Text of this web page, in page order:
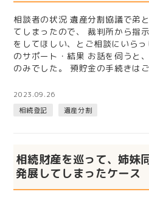
相談者の状況 遺産分割協議で弟
てしまったので、 裁判所から指
をしてほしい、とご相談にいら
のサポート・結果 お話を伺うと
のみでした。 預貯金の手続きは
2023.09.26
相続登記
遺産分割
相続財産を巡って、姉妹
発展してしまったケース